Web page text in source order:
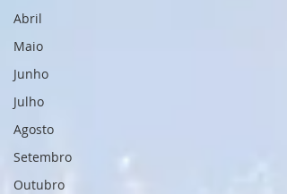
Abril
Maio
Junho
Julho
Agosto
Setembro
Outubro